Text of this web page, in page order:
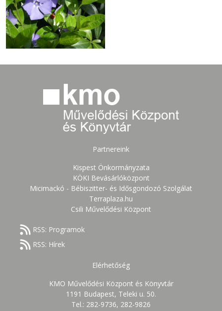
Partnereink
Kispest Önkormányzata
KÖKI Bevásárlóközpont
Micimackó - Bébiszitter- és Idősgondozó Szolgálat
Terraplaza.hu
Csili Művelődési Központ
RSS: Programok
RSS: Hírek
Elérhetőség
KMO Művelődési Központ és Könyvtár
1191 Budapest, Teleki u. 50.
Tel.: 282-9736, 282-9826